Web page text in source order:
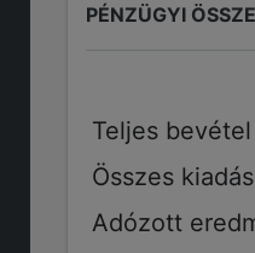
PÉNZÜGYI
Teljes bevétel
Összes kiadás
Adózott